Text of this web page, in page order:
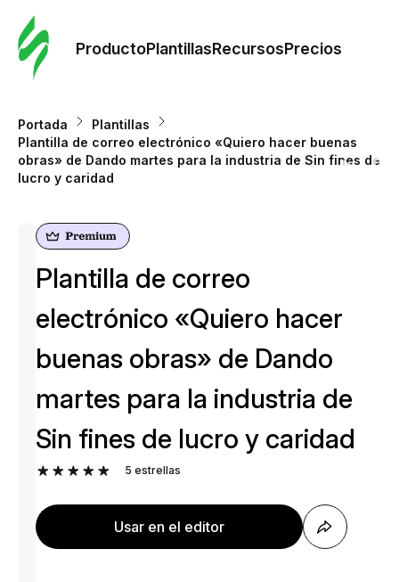
ProductoPlantillasRecursosPrecios
Portada
Plantillas
Plantilla de correo electrónico «Quiero hacer buenas
obras» de Dando martes para la industria de Sin fines de
lucro y caridad
Plantilla de correo
electrónico «Quiero hacer
buenas obras» de Dando
martes para la industria de
Sin fines de lucro y caridad
5 estrellas
Usar en el editor